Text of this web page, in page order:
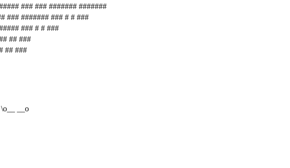
### ### ####### #######
### ####### ### # # ###
### # # ###
## ###
## ###
__o